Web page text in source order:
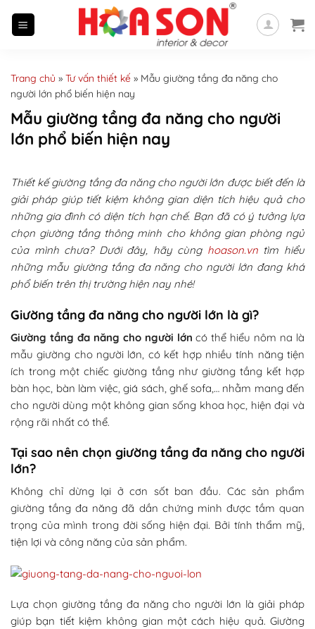
Trang chủ » Tư vấn thiết kế » Mẫu giường tầng đa năng cho
người lớn phổ biến hiện nay
Mẫu giường tầng đa năng cho người
lớn phổ biến hiện nay
Thiết kế giường tầng đa năng cho người lớn được biết đến là
giải pháp giúp tiết kiệm không gian diện tích hiệu quả cho
những gia đình có diện tích hạn chế. Bạn đã có ý tưởng lựa
chọn giường tầng thông minh cho không gian phòng ngủ
của mình chưa? Dưới đây, hãy cùng hoason.vntìm hiểu
những mẫu giường tầng đa năng cho người lớn đang khá
phổ biến trên thị trường hiện nay nhé!
Giường tầng đa năng cho người lớn là gì?
Giường tầng đa năng cho người lớn có thể hiểu nôm na là
mẫu giường cho người lớn, có kết hợp nhiều tính năng tiện
ích trong một chiếc giường tầng như giường tầng kết hợp
bàn học, bàn làm việc, giá sách, ghế sofa,… nhằm mang đến
cho người dùng một không gian sống khoa học, hiện đại và
rộng rãi nhất có thể.
Tại sao nên chọn giường tầng đa năng cho người
lớn?
Không chỉ dừng lại ở cơn sốt ban đầu. Các sản phẩm
giường tầng đa năng đã dần chứng minh được tầm quan
trọng của mình trong đời sống hiện đại. Bởi tính thẩm mỹ,
tiện lợi và công năng của sản phẩm.
Lựa chọn giường tầng đa năng cho người lớn là giải pháp
giúp bạn tiết kiệm không gian một cách hiệu quả. Giường